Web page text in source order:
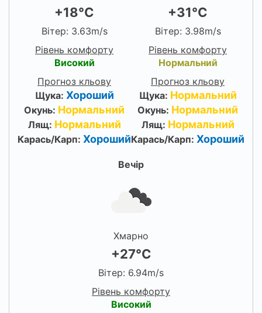
+18°C
Вітер: 3.63m/s
Рівень комфорту
Високий
Прогноз кльову
Щука: Хороший
Окунь: Нормальний
Лящ: Нормальний
Карась/Карп: Хороший
+31°C
Вітер: 3.98m/s
Рівень комфорту
Нормальний
Прогноз кльову
Щука: Нормальний
Окунь: Нормальний
Лящ: Нормальний
Карась/Карп: Хороший
Вечір
Хмарно
+27°C
Вітер: 6.94m/s
Рівень комфорту
Високий